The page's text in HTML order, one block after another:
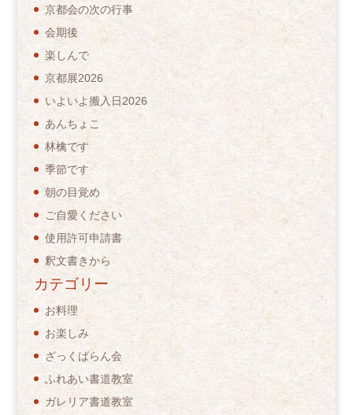
京都会の次の行事
会期後
楽しんで
京都展2026
いよいよ搬入日2026
あんちょこ
林檎です
季節です
朝の目覚め
ご自愛ください
使用許可申請書
釈文書きから
カテゴリー
お料理
お楽しみ
ざっくばらん会
ふれあい書道教室
ガレリア書道教室